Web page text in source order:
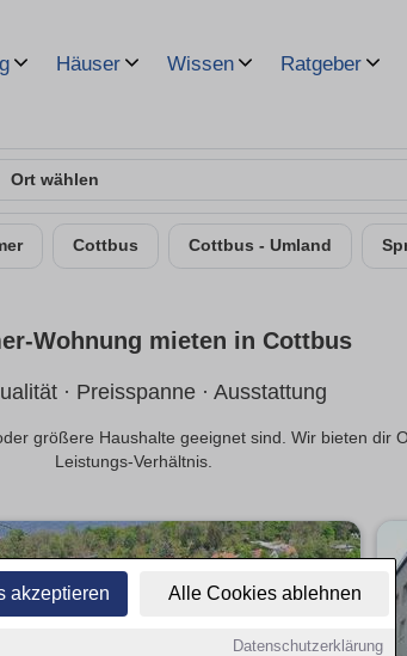
akzeptieren Alle Cookies ablehnen
Datenschutzerklärung
Häuser Wissen Ratgeber
Ort wählen
Cottbus Cottbus - Umland
Wohnung mieten in Cottbus
· Preisspanne · Ausstattung
größere Haushalte geeignet sind. Wir bieten dir
Leistungs-Verhältnis.